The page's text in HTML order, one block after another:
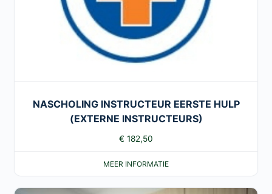
NASCHOLING INSTRUCTEUR EERSTE HULP
(EXTERNE INSTRUCTEURS)
€ 182,50
MEER INFORMATIE